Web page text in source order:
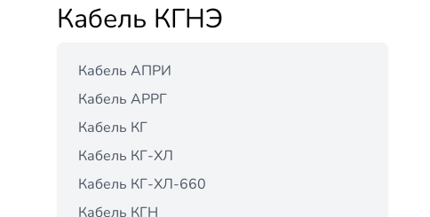
Кабель КГНЭ
Кабель АПРИ
Кабель АРРГ
Кабель КГ
Кабель КГ-ХЛ
Кабель КГ-ХЛ-660
Кабель КГН